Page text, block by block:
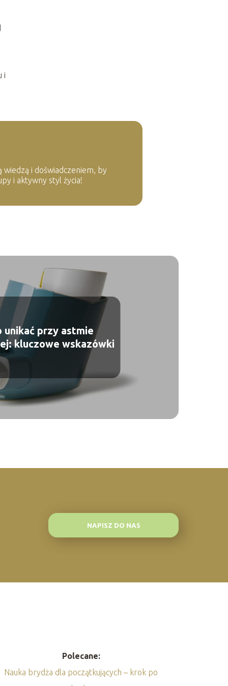
i
i doświadczeniem, by
i aktywny styl życia!
unikać przy astmie
kluczowe wskazówki
NAPISZ DO NAS
Polecane:
Nauka brydża dla początkujących – krok po